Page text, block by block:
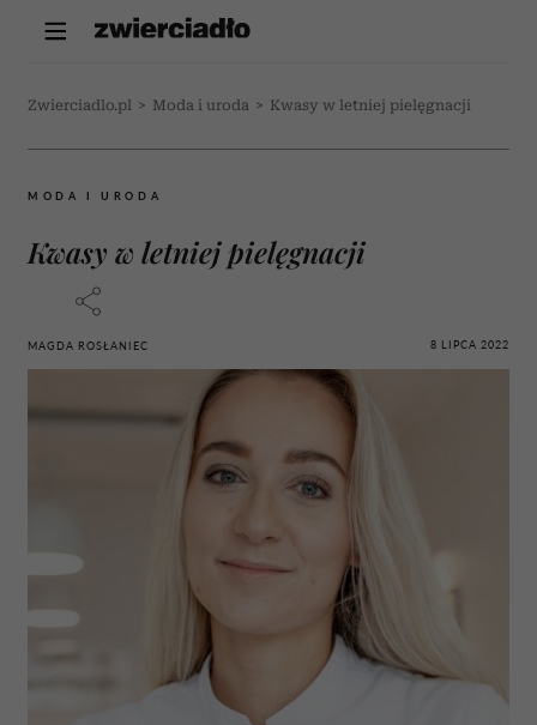
Zwierciadlo.pl > Moda i uroda > Kwasy w letniej pielęgnacji
MODA I URODA
Kwasy w letniej pielęgnacji
MAGDA ROSŁANIEC 8 LIPCA 2022